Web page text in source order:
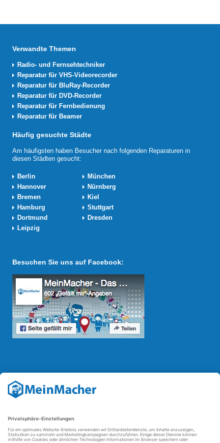
Verwandte Themen
Radio- und Fernsehtechniker
Reparatur für VHS-Videorecorder
Reparatur für BluRay-Recorder
Reparatur für DVD-Recorder
Reparatur für Fernbedienung
Reparatur für Beamer
Häufig gesuchte Städte
Am häufigsten haben Besucher nach folgenden Reparaturen in
diesen Städten gesucht:
Berlin
München
Hannover
Nürnberg
Bremen
Kiel
Hamburg
Stuttgart
Dortmund
Dresden
Leipzig
Besuchen Sie uns auf Facebook:
Reparatur Revolution
Mit derReparatur-Revolution
Reparaturbedingungen in Deutschland: Für Produkte, die sich gut
reparierenden Betriebe und des Reparatur-Know-hows in
Deutschland.